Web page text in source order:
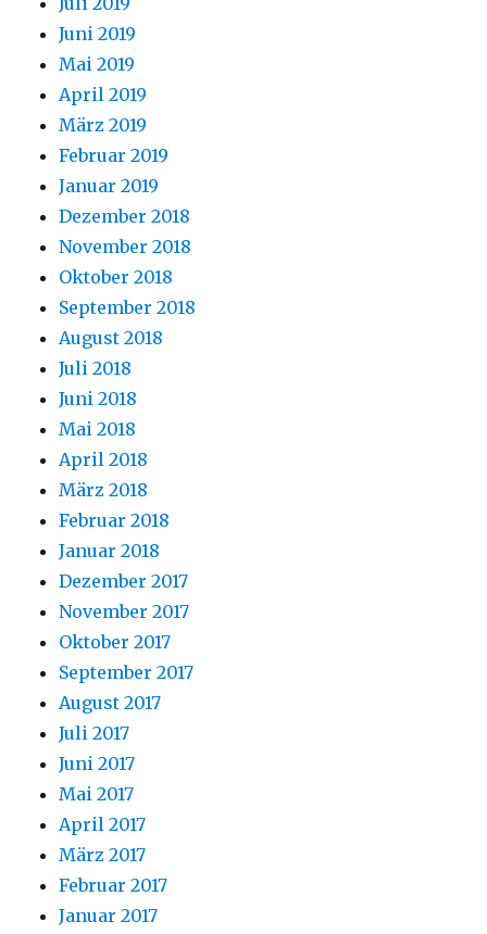
Juni 2019
Mai 2019
April 2019
März 2019
Februar 2019
Januar 2019
Dezember 2018
November 2018
Oktober 2018
September 2018
August 2018
Juli 2018
Juni 2018
Mai 2018
April 2018
März 2018
Februar 2018
Januar 2018
Dezember 2017
November 2017
Oktober 2017
September 2017
August 2017
Juli 2017
Juni 2017
Mai 2017
April 2017
März 2017
Februar 2017
Januar 2017